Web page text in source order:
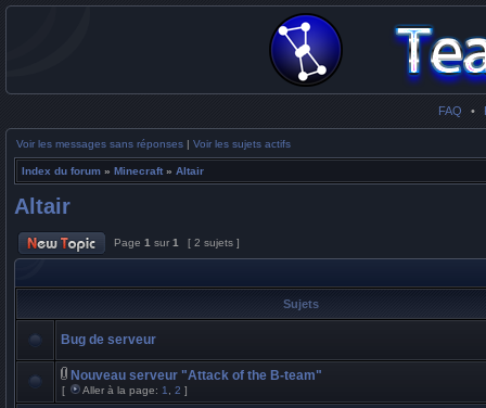
FAQ •
Voir les messages sans réponses | Voir les sujets actifs
Index du forum » Minecraft » Altair
Altair
Page 1 sur 1 [ 2 sujets ]
Sujets
Bug de serveur
Nouveau serveur "Attack of the B-team"
[ Aller à la page: 1 2 ]